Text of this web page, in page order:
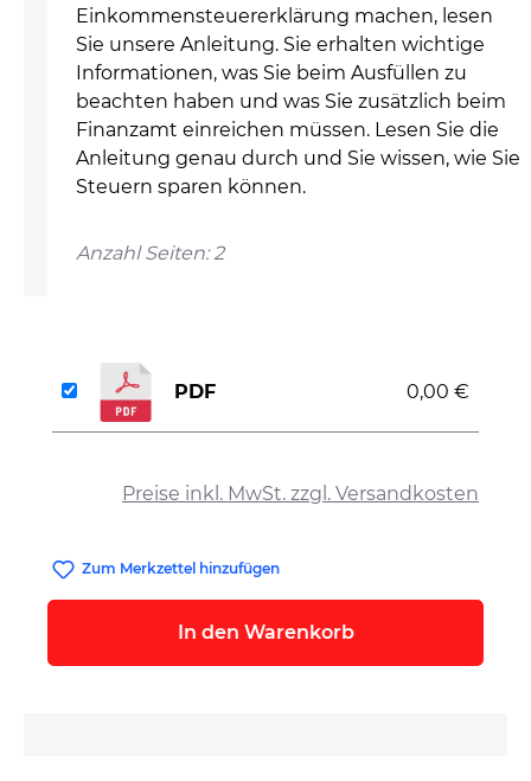
Einkommensteuererklärung machen, lesen
Sie unsere Anleitung. Sie erhalten wichtige
Informationen, was Sie beim Ausfüllen zu
beachten haben und was Sie zusätzlich beim
Finanzamt einreichen müssen. Lesen Sie die
Anleitung genau durch und Sie wissen, wie Sie
Steuern sparen können.
Anzahl Seiten: 2
Preise inkl. MwSt. zzgl. Versandkosten
PDF 0,00 €
Zum Merkzettel hinzufügen
In den Warenkorb